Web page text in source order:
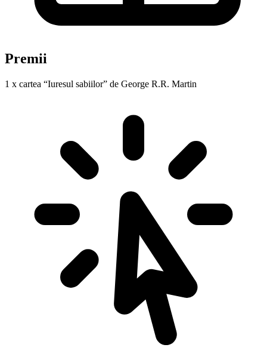
Premii
1 x cartea “Iuresul sabiilor” de George R.R. Martin